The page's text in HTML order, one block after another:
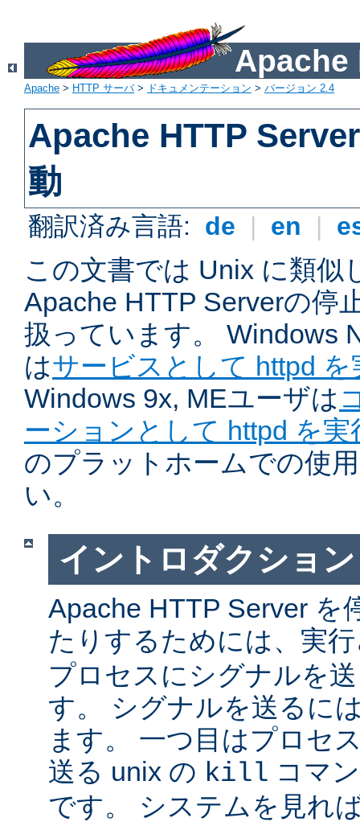
Apache
Apache > HTTP サーバ> ドキュメンテーション > バージョン 2.4
Apache HTTP
動
翻訳済み言語: de | en |
この文書では Unix に類似
Apache HTTP Serverの停
扱っています。 Windows
はサービスとして httpd を
Windows 9x, MEユーザは
ーションとして httpd を実
のプラットホームでの使
い。
イントロダクション
Apache HTTP Server を
たりするためには、実
プロセスにシグナルを
す。 シグナルを送るに
ます。 一つ目はプロセ
送る unix の kill コマ
です。 システムを見れ